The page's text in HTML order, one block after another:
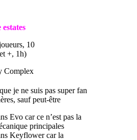
estates
10
+, 1h)
Complex
je ne suis pas super fan
sauf peut-être
Evo car ce n’est pas la
principales
Keyflower car la